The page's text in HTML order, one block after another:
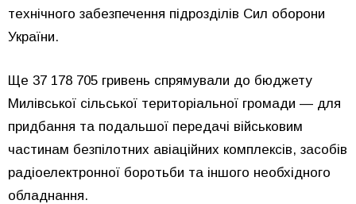
технічного забезпечення підрозділів Сил оборони
України.
Ще 37 178 705 гривень спрямували до бюджету
Милівської сільської територіальної громади — для
придбання та подальшої передачі військовим
частинам безпілотних авіаційних комплексів, засобів
радіоелектронної боротьби та іншого необхідного
обладнання.